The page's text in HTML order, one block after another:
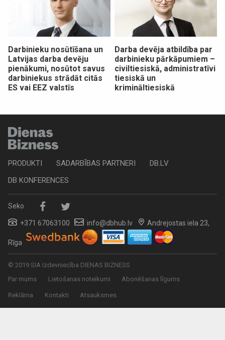
Darbinieku nosūtīšana un
Latvijas darba devēju
pienākumi, nosūtot savus
darbiniekus strādāt citās
ES vai EEZ valstīs
Darba devēja atbildība par
darbinieku pārkāpumiem –
civiltiesiskā, administratīvi
tiesiskā un
krimināltiesiskā
PRODUKTI SADARBĪBAS PARTNERI
DB.LV
DB KONFERENCES
Seko
+371 67063100 info@dbhub.lv Andrejostas iela 23,
Rīga
© 2019 SIA Izdevniecība DIENAS BIZNESS
Par mums
Lietošanas noteikumi Abonēšanas līgums
Reklāma Kontakti Atsauksmes